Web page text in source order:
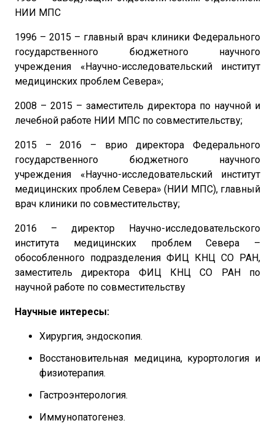
НИИ МПС
1996 – 2015 – главный врач клиники Федерального
государственного бюджетного научного
учреждения «Научно-исследовательский институт
медицинских проблем Севера»;
2008 – 2015 – заместитель директора по научной и
лечебной работе НИИ МПС по совместительству;
2015 – 2016 – врио директора Федерального
государственного бюджетного научного
учреждения «Научно-исследовательский институт
медицинских проблем Севера» (НИИ МПС), главный
врач клиники по совместительству;
2016 – директор Научно-исследовательского
института медицинских проблем Севера –
обособленного подразделения ФИЦ КНЦ СО РАН,
заместитель директора ФИЦ КНЦ СО РАН по
научной работе по совместительству
Научные интересы:
Хирургия, эндоскопия.
Восстановительная медицина, курортология и
физиотерапия.
Гастроэнтерология.
Иммунопатогенез.